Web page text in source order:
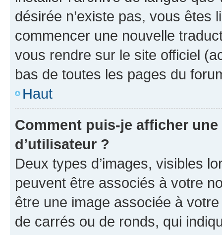
désirée n’existe pas, vous êtes
commencer une nouvelle
vous rendre sur le site officiel
bas de toutes les pages du
Haut
Comment puis-je afficher
d’utilisateur ?
Deux types d’images, visibles
peuvent être associés à votre
être une image associée à
de carrés ou de ronds, qui